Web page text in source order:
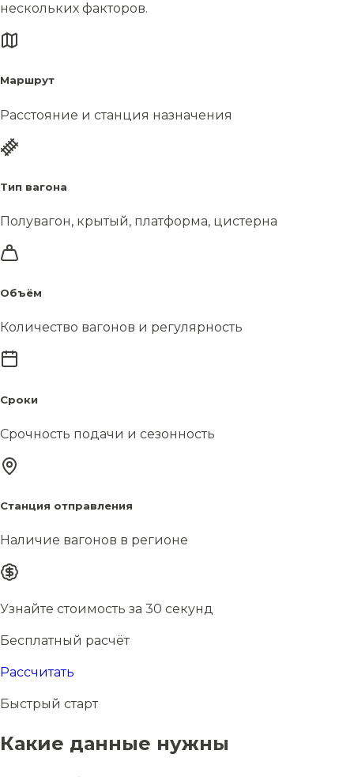
нескольких факторов.
Маршрут
Расстояние и станция назначения
Тип вагона
Полувагон, крытый, платформа, цистерна
Объём
Количество вагонов и регулярность
Сроки
Срочность подачи и сезонность
Станция отправления
Наличие вагонов в регионе
Узнайте стоимость за 30 секунд
Бесплатный расчёт
Рассчитать
Быстрый старт
Какие данные нужны